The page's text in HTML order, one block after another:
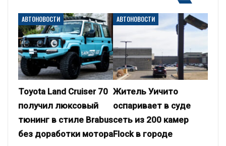
АВТОНОВОСТИ
Toyota Land Cruiser 70
получил люксовый
тюнинг в стиле Brabus
без доработки мотора
АВТОНОВОСТИ
Житель Уичито
оспаривает в суде
сеть из 200 камер
Flock в городе